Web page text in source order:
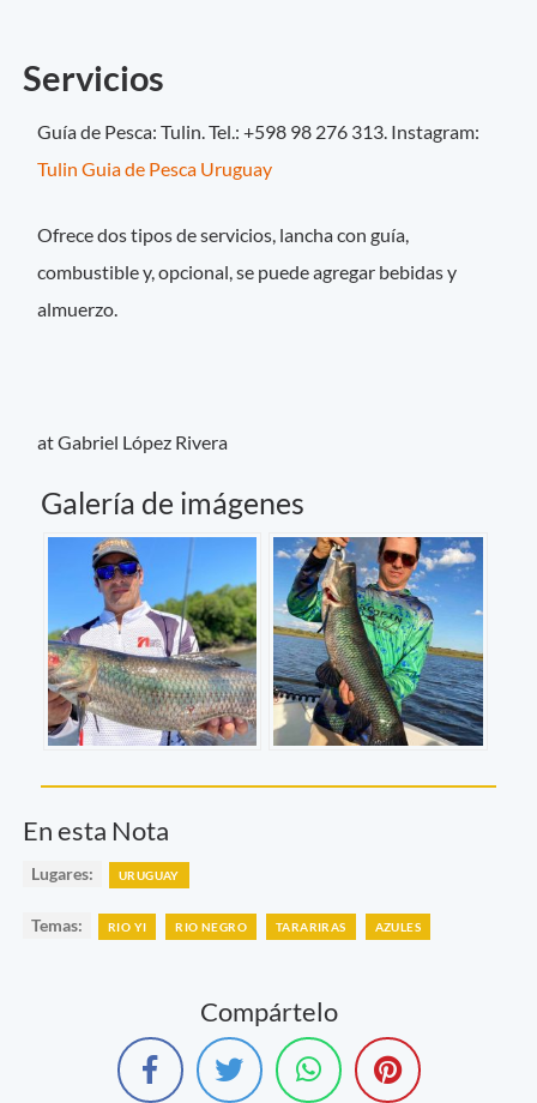
Servicios
Guía de Pesca: Tulin. Tel.: +598 98 276 313. Instagram:
Tulin Guia de Pesca Uruguay
Ofrece dos tipos de servicios, lancha con guía,
combustible y, opcional, se puede agregar bebidas y
almuerzo.
at Gabriel López Rivera
Galería de imágenes
En esta Nota
Lugares: URUGUAY
Temas: RIO YI RIO NEGRO TARARIRAS AZULES
Compártelo